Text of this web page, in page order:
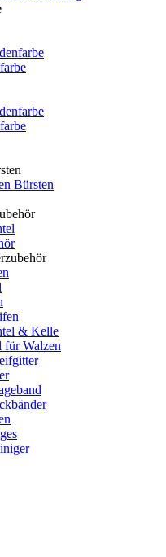
Bürsten
& Kelle
für Walzen